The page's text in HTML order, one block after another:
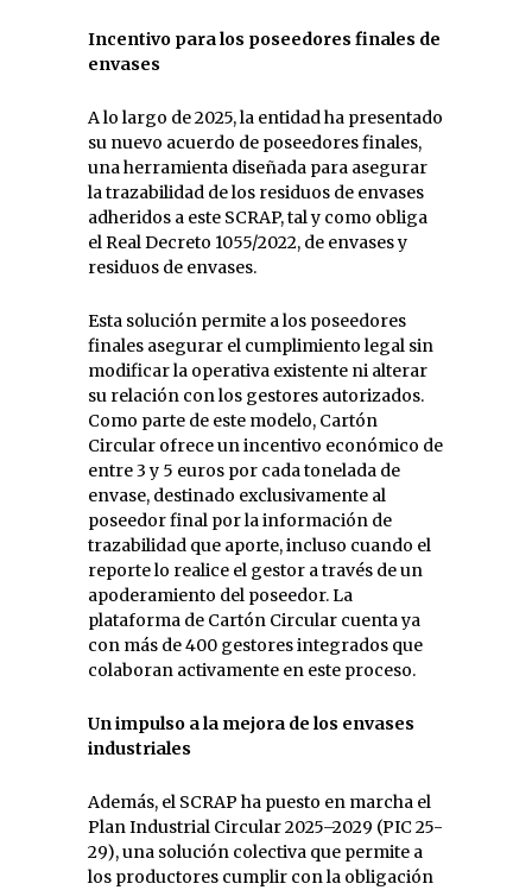
Incentivo para los poseedores finales de
envases
A lo largo de 2025, la entidad ha presentado
su nuevo acuerdo de poseedores finales,
una herramienta diseñada para asegurar
la trazabilidad de los residuos de envases
adheridos a este SCRAP, tal y como obliga
el Real Decreto 1055/2022, de envases y
residuos de envases.
Esta solución permite a los poseedores
finales asegurar el cumplimiento legal sin
modificar la operativa existente ni alterar
su relación con los gestores autorizados.
Como parte de este modelo, Cartón
Circular ofrece un incentivo económico de
entre 3 y 5 euros por cada tonelada de
envase, destinado exclusivamente al
poseedor final por la información de
trazabilidad que aporte, incluso cuando el
reporte lo realice el gestor a través de un
apoderamiento del poseedor. La
plataforma de Cartón Circular cuenta ya
con más de 400 gestores integrados que
colaboran activamente en este proceso.
Un impulso a la mejora de los envases
industriales
Además, el SCRAP ha puesto en marcha el
Plan Industrial Circular 2025–2029 (PIC 25-
29), una solución colectiva que permite a
los productores cumplir con la obligación